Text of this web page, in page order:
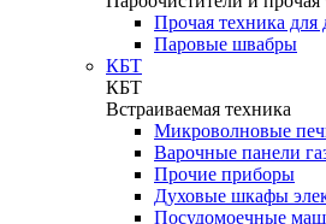
Прочая техника для
Паровые швабры
КБТ
КБТ
Встраиваемая техника
Микроволновые
Варочные панели
Прочие приборы
Духовые шкафы
Посудомоечные